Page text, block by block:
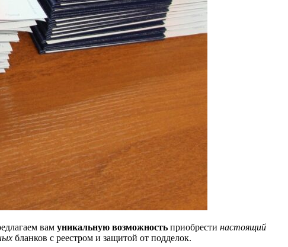
вам уникальную возможность приобрести настоящий
бланков с реестром и защитой от подделок.